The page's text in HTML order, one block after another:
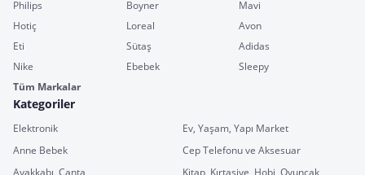
Philips
Boyner
Mavi
Hotiç
Loreal
Avon
Eti
Sütaş
Adidas
Nike
Ebebek
Sleepy
Tüm Markalar
Kategoriler
Elektronik
Ev, Yaşam, Yapı Market
Anne Bebek
Cep Telefonu ve Aksesuar
Ayakkabı, Çanta
Kitap, Kırtasiye, Hobi, Oyuncak